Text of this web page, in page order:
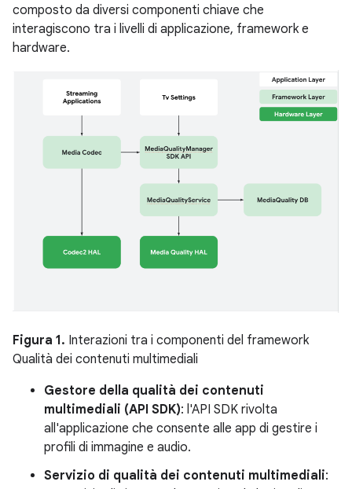
composto da diversi componenti chiave che
interagiscono tra i livelli di applicazione, framework e
hardware.
Figura 1. Interazioni tra i componenti del framework
Qualità dei contenuti multimediali
Gestore della qualità dei contenuti
multimediali (API SDK): l'API SDK rivolta
all'applicazione che consente alle app di gestire i
profili di immagine e audio.
Servizio di qualità dei contenuti multimediali: